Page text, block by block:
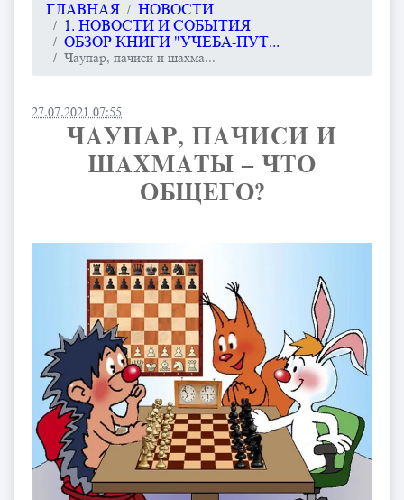
ГЛАВНАЯ
НОВОСТИ
1. НОВОСТИ И СОБЫТИЯ
ОБЗОР КНИГИ "УЧЕБА-ПУТ...
Чаупар, пачиси и шахма...
27.07.2021 07:55
ЧАУПАР, ПАЧИСИ И
ШАХМАТЫ – ЧТО
ОБЩЕГО?